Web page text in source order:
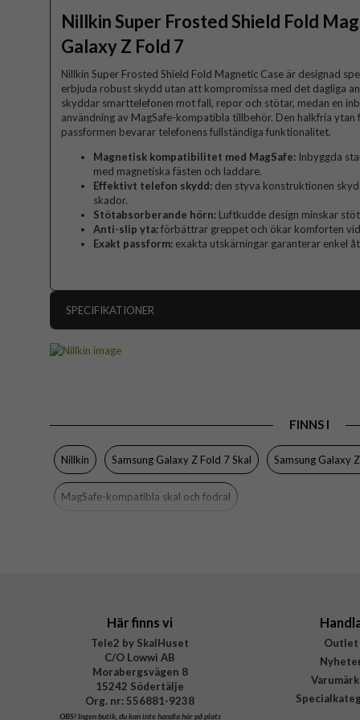
Nillkin Super Frosted Shield Fold
Galaxy Z Fold 7
Nillkin Super Frosted Shield Fold Magnetic Case är designad
erbjuda robust skydd utan att kompromissa med det dagliga
skyddar smarttelefonen mot fall, repor och stötar, medan en
användning av MagSafe-kompatibla tillbehör. Den halkfria
passformen bevarar telefonens fullständiga funktionalitet.
Magnetisk kompatibilitet med MagSafe: Inbyggda
med magnetiska fästen och laddare.
Effektivt telefon skydd: den styva konstruktionen
skador.
Stötabsorberande hörn: Luftkudde design minskar
Anti-slip yta:förbättrar greppet och ökar komforten
Exakt passform: exakta utskärningar garanterar enkel
SPECIFIKATIONER
Färg
Material
Varumärke
FINNS I
Nillkin Samsung Galaxy Z Fold 7 Skal Samsung Galaxy
MagSafe-kompatibla skal och fodral
Här finns vi
Tele2 by SkalHuset
C/O Lowwi AB
Morabergsvägen 8
15242 Södertälje
Org. nr: 556881-9238
OBS!Ingen butik, du kan inte handla här på plats
Outlet